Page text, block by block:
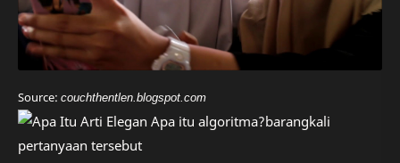
Source: couchthentlen.blogspot.com